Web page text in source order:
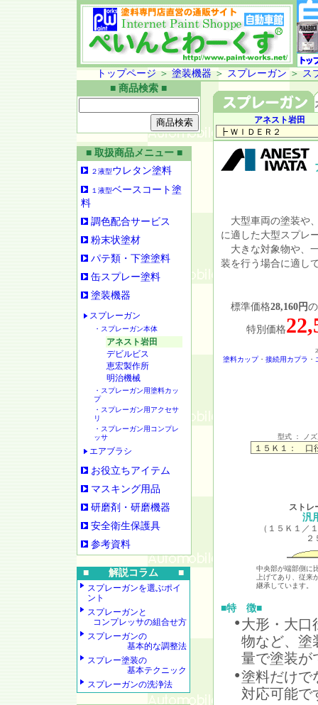
トップページ ＞ 塗装機器＞ スプレーガン ＞ ス
■ 商品検索 ■
■ 取扱商品メニュー ■
２液型ウレタン塗料
１液型ベースコート塗
料
調色配合サービス
粉末状塗材
パテ類・下塗塗料
缶スプレー塗料
塗装機器
スプレーガン
・スプレーガン本体
アネスト岩田
デビルビス
恵宏製作所
明治機械
・スプレーガン用塗料カッ
プ
・スプレーガン用アクセサ
リ
・スプレーガン用コンプレ
ッサ
エアブラシ
お役立ちアイテム
マスキング用品
研磨剤・研磨機器
安全衛生保護具
参考資料
■ 解説コラム ■
スプレーガンを選ぶポイ
ント
スプレーガンと
コンプレッサの組合せ方
スプレーガンの
基本的な調整法
スプレー塗装の
基本テクニック
スプレーガンの洗浄法
アネスト岩田
大型車両の塗装や
に適した大型スプレ
大きな対象物や、
装を行う場合に適し
標準価格28,160円
特別価格
塗料カップ・ 接続用カプラ ・
型式 ： ノ
ストレ
汎
（１５Ｋ１／
２
中央部が端部側に
上げてあり、従来
継承しています。
■特 徴■
● 大形・大口
物など、塗
量で塗装が
●塗料だけで
対応可能で